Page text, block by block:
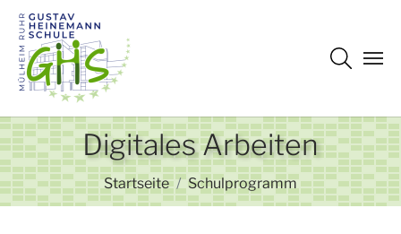
Zum Hauptinhalt springen
Digitales Arbeiten
Sie sind hier:
Startseite Schulprogramm